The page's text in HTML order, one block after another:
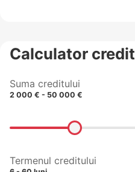
Calculator credit
Suma creditului
2 000 € - 50 000 €
Termenul creditului